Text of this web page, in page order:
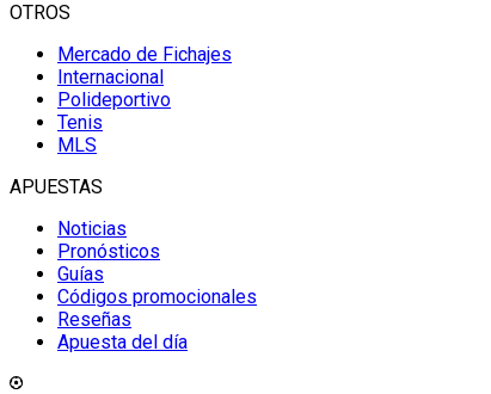
OTROS
Mercado de Fichajes
Internacional
Polideportivo
Tenis
MLS
APUESTAS
Noticias
Pronósticos
Guías
Códigos promocionales
Reseñas
Apuesta del día